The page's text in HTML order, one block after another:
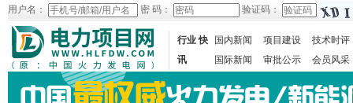
用户名： 密 码： 验证码：
行业 快
讯
国内新闻 项目建设
技术时评
国际新闻
审批公示 会员风采